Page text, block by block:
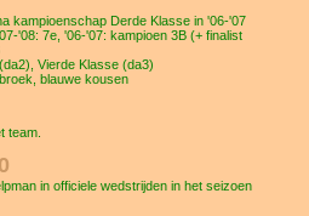
kampioenschap Derde Klasse in '06-'07
'08: 7e, '06-'07: kampioen 3B (+ finalist
Vierde Klasse (da3)
blauwe kousen
team.
in officiele wedstrijden in het seizoen